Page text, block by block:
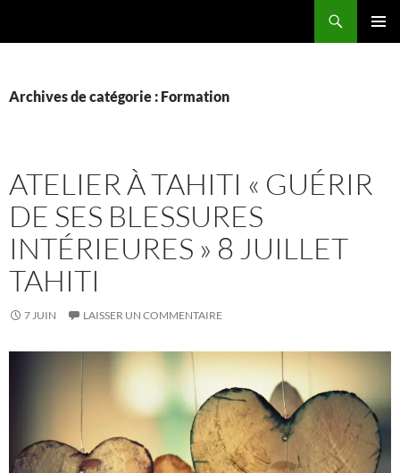
Archives de catégorie : Formation
ATELIER À TAHITI « GUÉRIR
DE SES BLESSURES
INTÉRIEURES » 8 JUILLET
TAHITI
7 JUIN LAISSER UN COMMENTAIRE